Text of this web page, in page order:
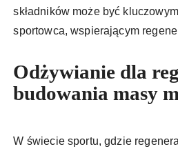
składników może być
sportowca, wspierającym
Odżywianie dla
budowania masy
W świecie sportu, gdzie